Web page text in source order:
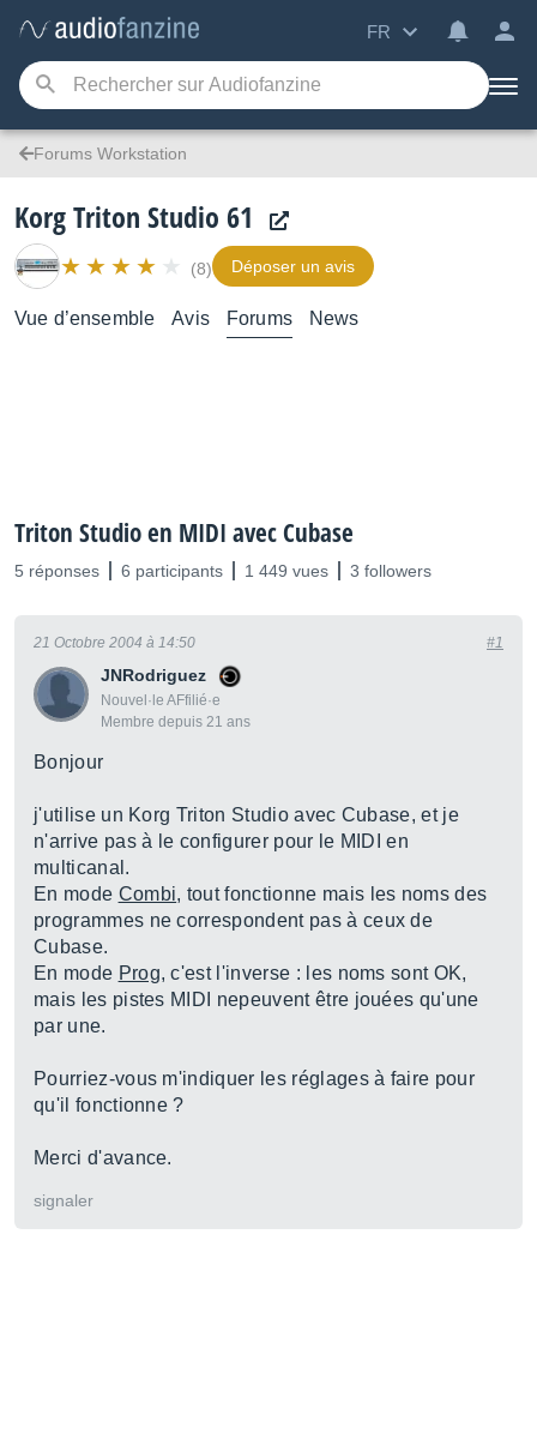
FR
Forums Workstation
Korg Triton Studio 61
(8) Déposer un avis
Vue d’ensemble Avis Forums News
Triton Studio en MIDI avec Cubase
5 réponses 6 participants 1 449 vues 3 followers
JNRodriguez
Nouvel·le AFfilié·e
Membre depuis 21 ans
21 Octobre 2004 à 14:50 #1
Bonjour
j'utilise un Korg Triton Studio avec Cubase, et je
n'arrive pas à le configurer pour le MIDI en
multicanal.
En mode Combi, tout fonctionne mais les noms des
programmes ne correspondent pas à ceux de
Cubase.
En mode Prog, c'est l'inverse : les noms sont OK,
mais les pistes MIDI nepeuvent être jouées qu'une
par une.
Pourriez-vous m'indiquer les réglages à faire pour
qu'il fonctionne ?
Merci d'avance.
signaler